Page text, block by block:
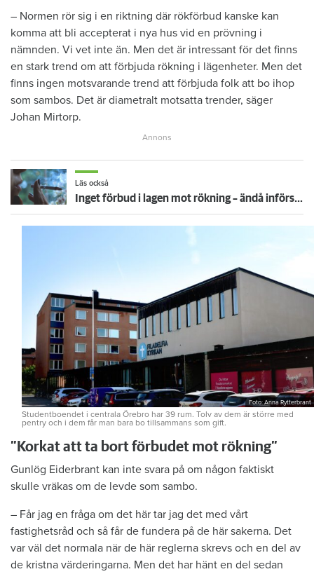
– Normen rör sig i en riktning där rökförbud kanske kan
komma att bli accepterat i nya hus vid en prövning i
nämnden. Vi vet inte än. Men det är intressant för det finns
en stark trend om att förbjuda rökning i lägenheter. Men det
finns ingen motsvarande trend att förbjuda folk att bo ihop
som sambos. Det är diametralt motsatta trender, säger
Johan Mirtorp.
Läs också
Inget förbud i lagen mot rökning – ändå införs det i allt fler hyreshus
Foto: Anna Rytterbrant
Studentboendet i centrala Örebro har 39 rum. Tolv av dem är större med
pentry och i dem får man bara bo tillsammans som gift.
”Korkat att ta bort förbudet mot rökning”
Gunlög Eiderbrant kan inte svara på om någon faktiskt
skulle vräkas om de levde som sambo.
– Får jag en fråga om det här tar jag det med vårt
fastighetsråd och så får de fundera på de här sakerna. Det
var väl det normala när de här reglerna skrevs och en del av
de kristna värderingarna. Men det har hänt en del sedan